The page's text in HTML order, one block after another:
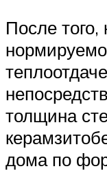
После того,
толщина
дома по